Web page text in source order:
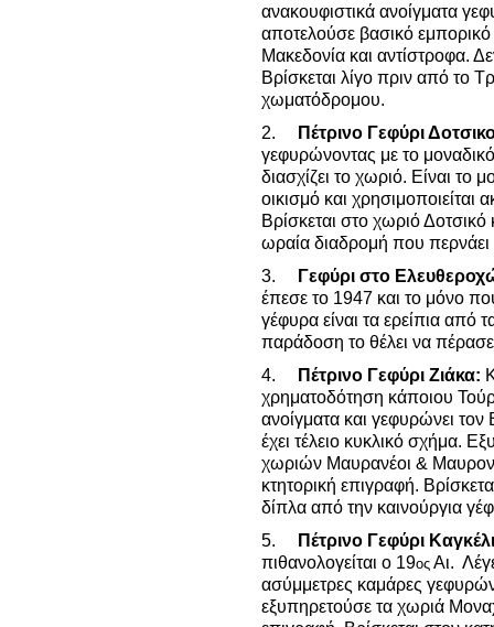
ανακουφιστικά ανοίγματα
αποτελούσε βασικό
Μακεδονία και αντίστροφα.
Βρίσκεται λίγο πριν από το
χωματόδρομου.
2.
Πέτρινο Γεφύρι
γεφυρώνοντας με το
διασχίζει το χωριό. Είναι
οικισμό και
Βρίσκεται στο χωριό Δοτσικό
ωραία διαδρομή που
3.
Γεφύρι στο
έπεσε το 1947 και το μόνο
γέφυρα είναι τα ερείπια από
παράδοση το θέλει να
4.
Πέτρινο Γεφύρι Ζιάκα:
χρηματοδότηση κάποιου
ανοίγματα και γεφυρώνει τον
έχει τέλειο κυκλικό σχήμα.
χωριών Μαυρανέοι &
κτητορική επιγραφή.
δίπλα από την καινούργια
5.
Πέτρινο Γεφύρι
πιθανολογείται ο 19ος Αι.
ασύμμετρες καμάρες
εξυπηρετούσε τα χωριά